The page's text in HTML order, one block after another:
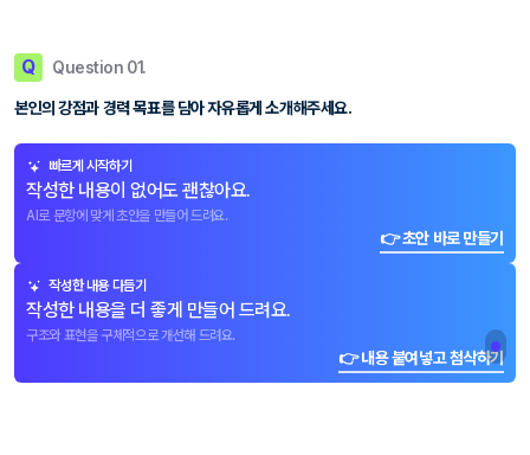
Q Question 01.
본인의 강점과 경력 목표를 담아 자유롭게 소개해주세요.
빠르게 시작하기
작성한 내용이 없어도 괜찮아요.
AI로 문항에 맞게 초안을 만들어 드려요.
👉 초안 바로 만들기
작성한 내용 다듬기
작성한 내용을 더 좋게 만들어 드려요.
구조와 표현을 구체적으로 개선해 드려요.
👉 내용 붙여넣고 첨삭하기